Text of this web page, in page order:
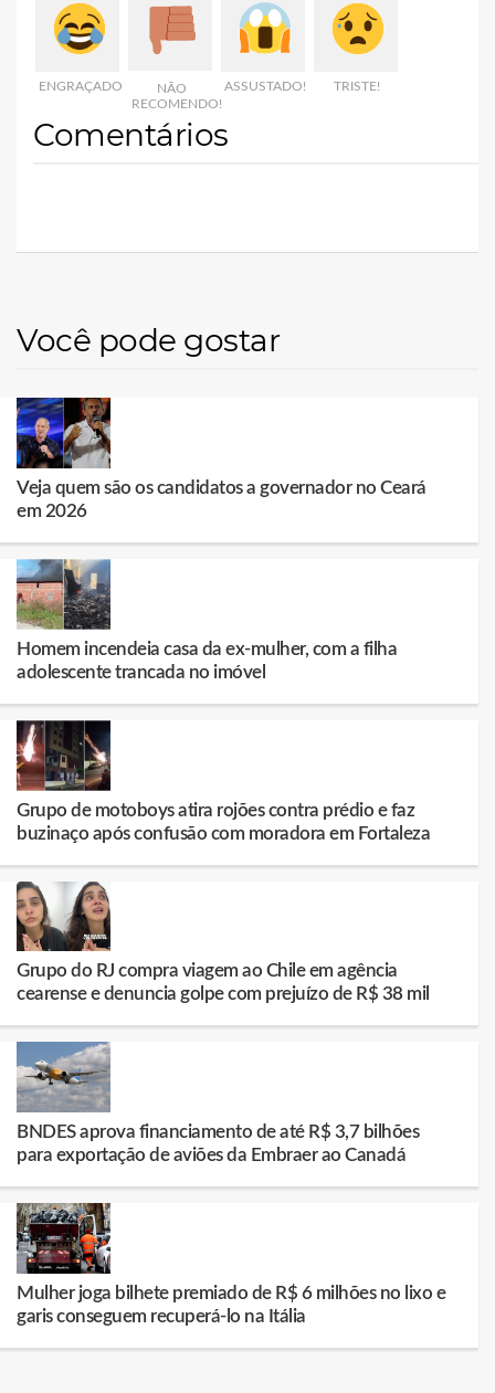
ENGRAÇADO
NÃO
RECOMENDO!
ASSUSTADO! TRISTE!
Comentários
Você pode gostar
Veja quem são os candidatos a governador no Ceará
em 2026
Homem incendeia casa da ex-mulher, com a filha
adolescente trancada no imóvel
Grupo de motoboys atira rojões contra prédio e faz
buzinaço após confusão com moradora em Fortaleza
Grupo do RJ compra viagem ao Chile em agência
cearense e denuncia golpe com prejuízo de R$ 38 mil
BNDES aprova financiamento de até R$ 3,7 bilhões
para exportação de aviões da Embraer ao Canadá
Mulher joga bilhete premiado de R$ 6 milhões no lixo e
garis conseguem recuperá-lo na Itália